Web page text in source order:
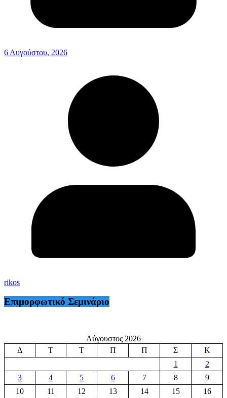
6 Αυγούστου, 2026
rikos
Επιμορφωτικό Σεμινάριο
Αύγουστος 2026
Δ
Τ Τ Π Π Σ
Κ
1
2
3
4 5 6 7 8
9
10
11 12 13 14 15
16